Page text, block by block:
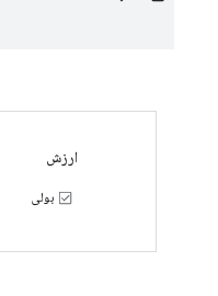
ارزش
بولی